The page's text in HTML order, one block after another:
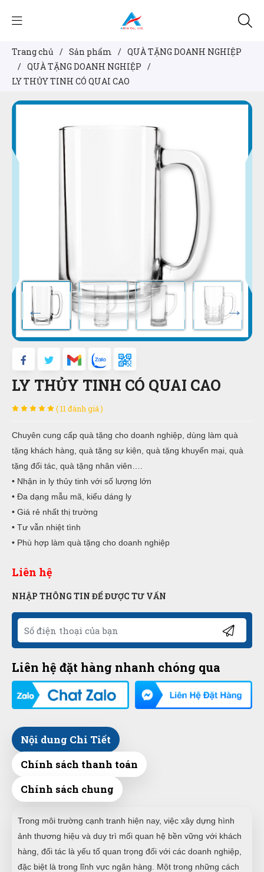
Trang chủ / Sản phẩm / QUÀ TẶNG DOANH NGHIỆP
/ QUÀ TẶNG DOANH NGHIỆP /
LY THỦY TINH CÓ QUAI CAO
LY THỦY TINH CÓ QUAI CAO
( 11 đánh giá )
Chuyên cung cấp quà tặng cho doanh nghiệp, dùng làm quà
tặng khách hàng, quà tặng sự kiện, quà tặng khuyến mại, quà
tặng đối tác, quà tặng nhân viên….
• Nhận in ly thủy tinh với số lượng lớn
• Đa dạng mẫu mã, kiểu dáng ly
• Giá rẻ nhất thị trường
• Tư vẫn nhiệt tình
• Phù hợp làm quà tặng cho doanh nghiệp
Liên hệ
NHẬP THÔNG TIN ĐỂ ĐƯỢC TƯ VẤN
Liên hệ đặt hàng nhanh chóng qua
Nội dung Chi Tiết
Chính sách thanh toán
Chính sách chung
Trong môi trường cạnh tranh hiện nay, việc xây dựng hình
ảnh thương hiệu và duy trì mối quan hệ bền vững với khách
hàng, đối tác là yếu tố quan trọng đối với các doanh nghiệp,
đặc biệt là trong lĩnh vực ngân hàng. Một trong những cách